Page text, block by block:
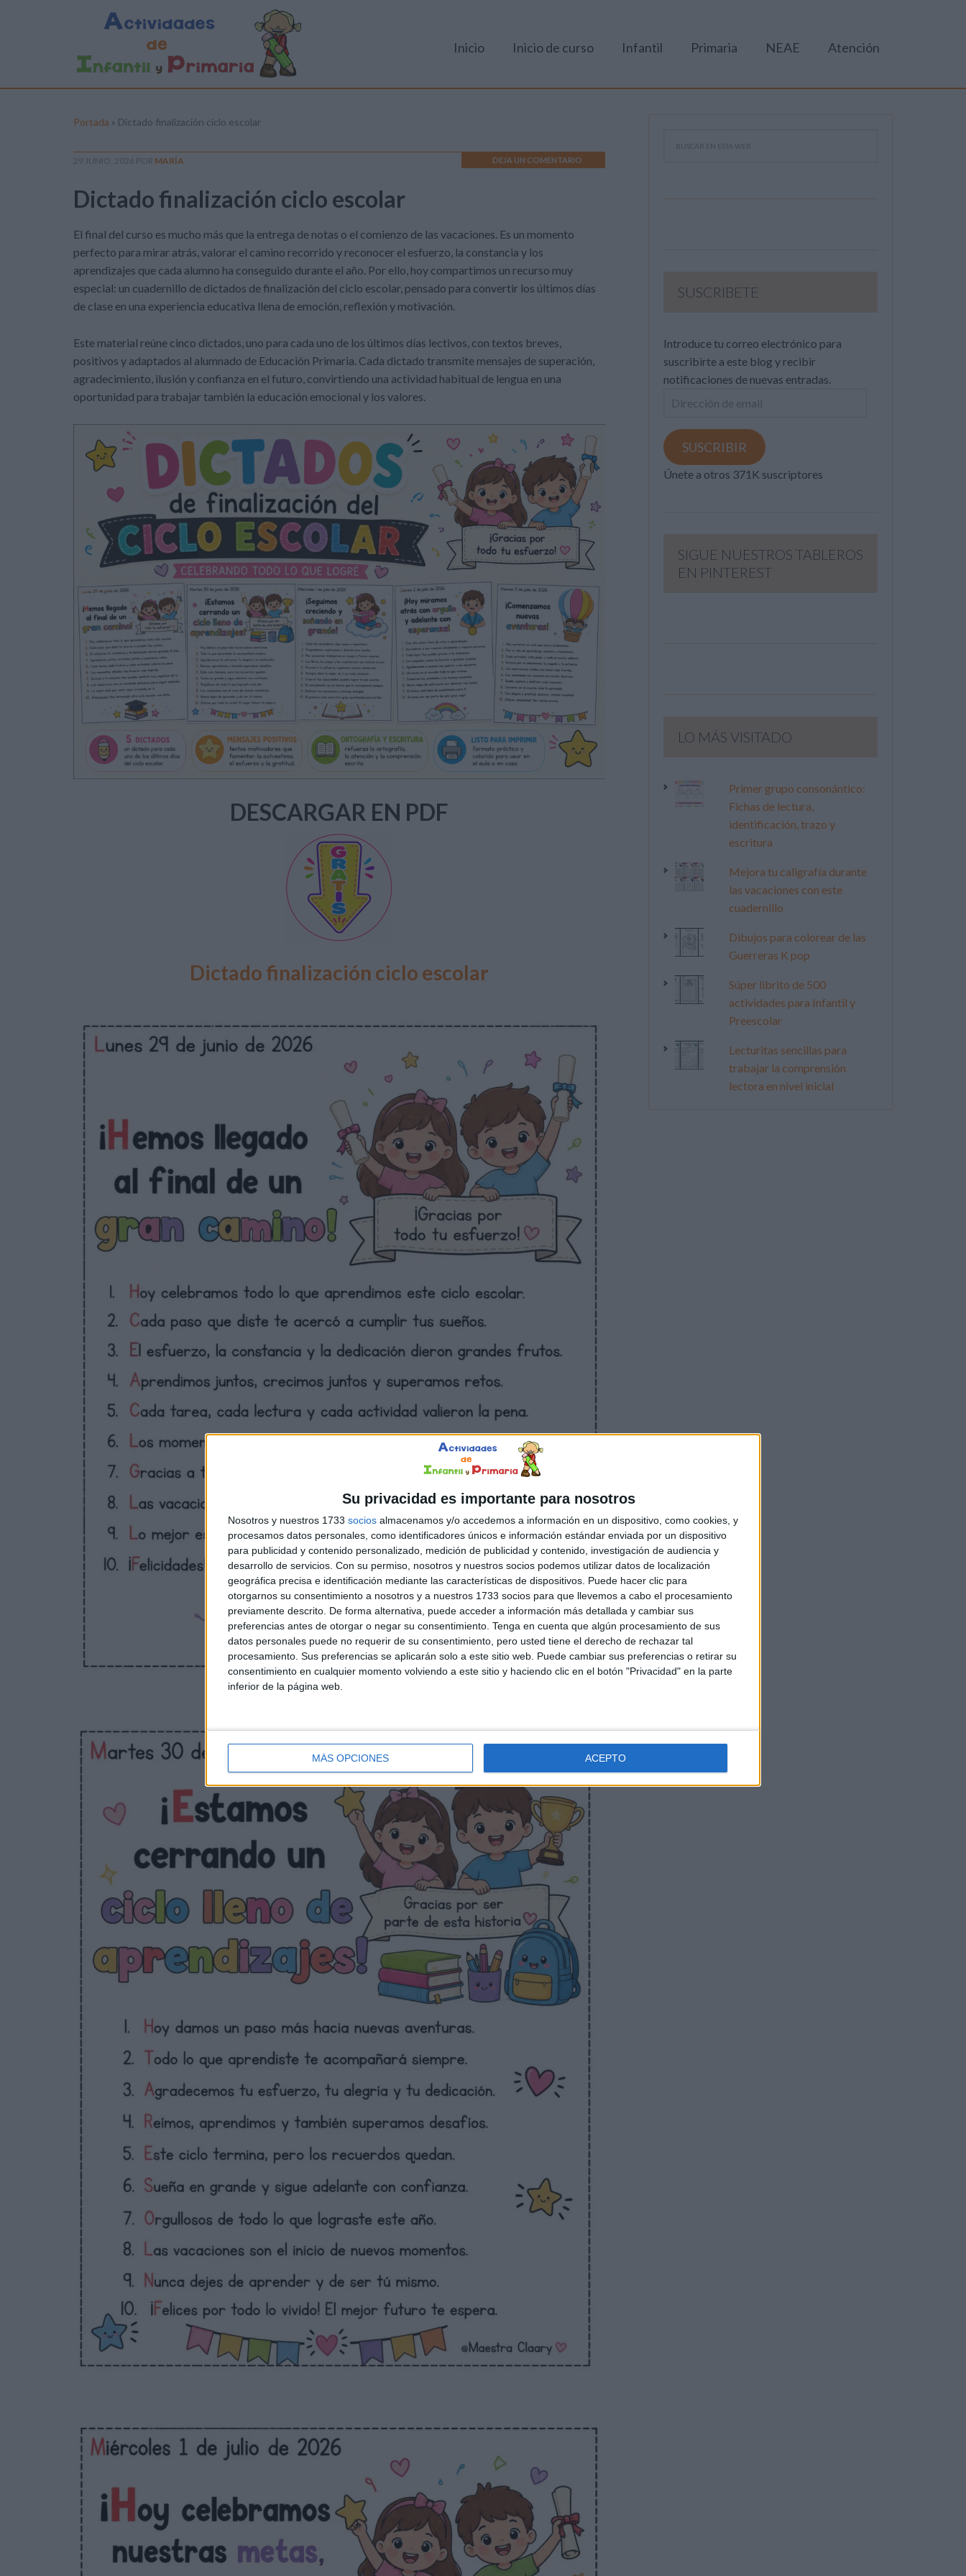
Su privacidad es importante para nosotros
Nosotros y nuestros 1733 socios almacenamos y/o accedemos a información en un dispositivo, como cookies, y
procesamos datos personales, como identificadores únicos e información estándar enviada por un dispositivo
para publicidad y contenido personalizado, medición de publicidad y contenido, investigación de audiencia y
desarrollo de servicios. Con su permiso, nosotros y nuestros socios podemos utilizar datos de localización
geográfica precisa e identificación mediante las características de dispositivos. Puede hacer clic para
otorgarnos su consentimiento a nosotros y a nuestros 1733 socios para que llevemos a cabo el procesamiento
previamente descrito. De forma alternativa, puede acceder a información más detallada y cambiar sus
preferencias antes de otorgar o negar su consentimiento. Tenga en cuenta que algún procesamiento de sus
datos personales puede no requerir de su consentimiento, pero usted tiene el derecho de rechazar tal
procesamiento. Sus preferencias se aplicarán solo a este sitio web. Puede cambiar sus preferencias o retirar su
consentimiento en cualquier momento volviendo a este sitio y haciendo clic en el botón "Privacidad" en la parte
inferior de la página web.
MÁS OPCIONES ACEPTO
Inicio Inicio de curso Infantil Primaria NEAE Atención
Portada » Dictado finalización ciclo escolar
29 JUNIO, 2026 POR MARÍA DEJA UN COMENTARIO
Dictado finalización ciclo escolar
El final del curso es mucho más que la entrega de notas o el comienzo de las vacaciones. Es un momento
perfecto para mirar atrás, valorar el camino recorrido y reconocer el esfuerzo, la constancia y los
aprendizajes que cada alumno ha conseguido durante el año. Por ello, hoy compartimos un recurso muy
especial: un cuadernillo de dictados de finalización del ciclo escolar, pensado para convertir los últimos días
de clase en una experiencia educativa llena de emoción, reflexión y motivación.
Este material reúne cinco dictados, uno para cada uno de los últimos días lectivos, con textos breves,
positivos y adaptados al alumnado de Educación Primaria. Cada dictado transmite mensajes de superación,
agradecimiento, ilusión y confianza en el futuro, convirtiendo una actividad habitual de lengua en una
oportunidad para trabajar también la educación emocional y los valores.
DESCARGAR EN PDF
Dictado finalización ciclo escolar
SUSCRIBETE
Introduce tu correo electrónico para
suscribirte a este blog y recibir
notificaciones de nuevas entradas.
Dirección
email
SUSCRIBIR
Únete a otros 371K suscriptores
SIGUE NUESTROS TABLEROS
EN PINTEREST
LO MÁS VISITADO
Primer grupo consonántico:
Fichas de lectura,
identificación, trazo y
escritura
Mejora tu caligrafía durante
las vacaciones con este
cuadernillo
Dibujos para colorear de las
Guerreras K pop
Súper librito de 500
actividades para Infantil y
Preescolar
Lecturitas sencillas para
trabajar la comprensión
lectora en nivel inicial